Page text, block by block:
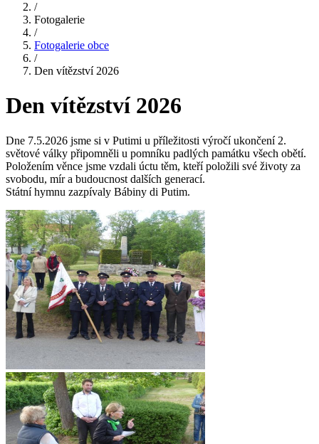
/
Fotogalerie
/
Fotogalerie obce
/
Den vítězství 2026
Den vítězství 2026
Dne 7.5.2026 jsme si v Putimi u příležitosti výročí ukončení 2.
světové války připomněli u pomníku padlých památku všech obětí.
Položením věnce jsme vzdali úctu těm, kteří položili své životy za
svobodu, mír a budoucnost dalších generací.
Státní hymnu zazpívaly Bábiny di Putim.